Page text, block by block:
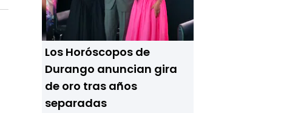
Los Horóscopos de
Durango anuncian gira
de oro tras años
separadas